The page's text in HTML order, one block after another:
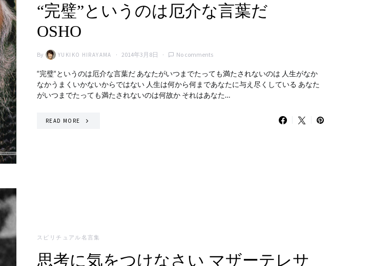
“完璧”というのは厄介な言葉だ
OSHO
By YUKIKO HIRAYAMA 2014年3月8日 No comments
“完璧“というのは厄介な言葉だ あなたがいつまでたっても満たされないのは 人生がなか
なかうまくいかないからではない 人生は何から何まであなたに与え尽くしている あなた
がいつまでたっても満たされないのは何故か それはあなた…
READ MORE
スピリチュアル名言集
思考に気をつけなさい マザーテレサ